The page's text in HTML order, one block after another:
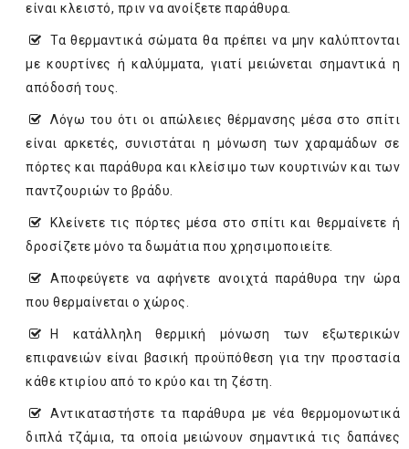
είναι κλειστό, πριν να ανοίξετε παράθυρα.
Τα θερμαντικά σώματα θα πρέπει να μην καλύπτονται
με κουρτίνες ή καλύμματα, γιατί μειώνεται σημαντικά η
απόδοσή τους.
Λόγω του ότι οι απώλειες θέρμανσης μέσα στο σπίτι
είναι αρκετές, συνιστάται η μόνωση των χαραμάδων σε
πόρτες και παράθυρα και κλείσιμο των κουρτινών και των
παντζουριών το βράδυ.
Κλείνετε τις πόρτες μέσα στο σπίτι και θερμαίνετε ή
δροσίζετε μόνο τα δωμάτια που χρησιμοποιείτε.
Αποφεύγετε να αφήνετε ανοιχτά παράθυρα την ώρα
που θερμαίνεται ο χώρος.
Η κατάλληλη θερμική μόνωση των εξωτερικών
επιφανειών είναι βασική προϋπόθεση για την προστασία
κάθε κτιρίου από το κρύο και τη ζέστη.
Αντικαταστήστε τα παράθυρα με νέα θερμομονωτικά
διπλά τζάμια, τα οποία μειώνουν σημαντικά τις δαπάνες